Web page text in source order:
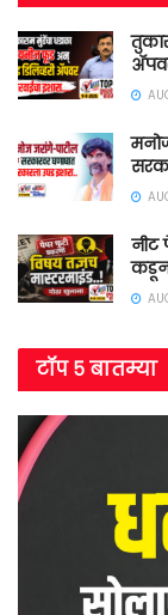
नीट
कडून
टॉप ५ बातम्या